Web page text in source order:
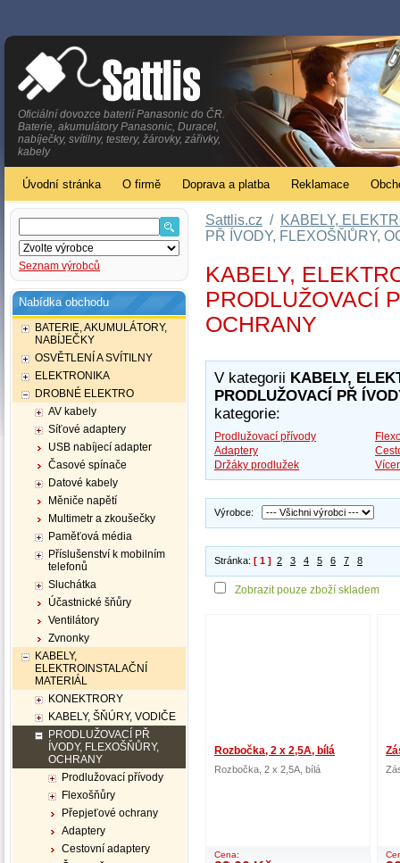
Oficiální dovozce baterií Panasonic do ČR.
Baterie, akumulátory Panasonic, Duracel,
nabíječky, svítilny, testery, žárovky, zářivky,
kabely
Úvodní stránka O firmě Doprava a platba Reklamace
Seznam výrobců
Nabídka obchodu
BATERIE, AKUMULÁTORY,
NABÍJEČKY
OSVĚTLENÍ A SVÍTILNY
ELEKTRONIKA
DROBNÉ ELEKTRO
AV kabely
Síťové adaptery
USB nabíjecí adapter
Časové spínače
Datové kabely
Měniče napětí
Multimetr a zkoušečky
Paměťová média
Příslušenství k mobilním
telefonů
Sluchátka
Účastnické šňůry
Ventilátory
Zvnonky
KABELY,
ELEKTROINSTALAČNÍ
MATERIÁL
KONEKTRORY
KABELY, ŠŇÚRY, VODIČE
PRODLUŽOVACÍ PŘ
ÍVODY, FLEXOŠŇŮRY,
OCHRANY
Prodlužovací přívody
Flexošňůry
Přepjeťové ochrany
Adaptery
Cestovní adaptery
Sattlis.cz / KABELY,
PŘ ÍVODY, FLEXOŠŇŮRY,
KABELY,
PRODLUŽOVACÍ
OCHRANY
V kategorii KABELY,
PRODLUŽOVACÍ PŘ
kategorie:
Prodlužovací přívody
Adaptery
Držáky prodlužek
Výrobce:
Stránka: [ 1 ] 2 3 4 5 6 7 8
Zobrazit pouze zboží skladem
Rozbočka, 2 x 2,5A, bílá
Rozbočka, 2 x 2,5A, bílá
Cena: